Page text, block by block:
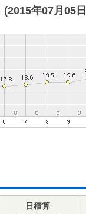
(2015年07月05
日積算